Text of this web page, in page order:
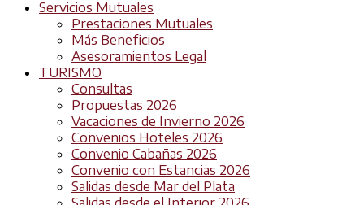
Servicios Mutuales
Prestaciones Mutuales
Más Beneficios
Asesoramientos Legal
TURISMO
Consultas
Propuestas 2026
Vacaciones de Invierno 2026
Convenios Hoteles 2026
Convenio Cabañas 2026
Convenio con Estancias 2026
Salidas desde Mar del Plata